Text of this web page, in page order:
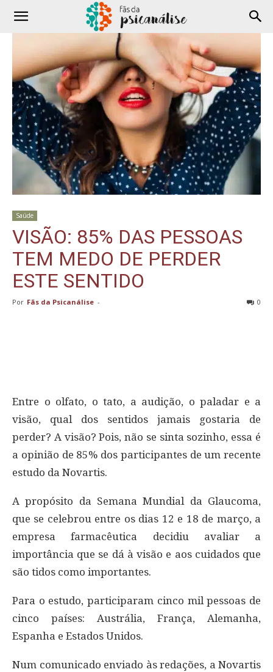
Saúde
VISÃO: 85% DAS PESSOAS
TEM MEDO DE PERDER
ESTE SENTIDO
Por Fãs da Psicanálise - 0
Entre o olfato, o tato, a audição, o paladar e a
visão, qual dos sentidos jamais gostaria de
perder? A visão? Pois, não se sinta sozinho, essa é
a opinião de 85% dos participantes de um recente
estudo da Novartis.
A propósito da Semana Mundial da Glaucoma,
que se celebrou entre os dias 12 e 18 de março, a
empresa farmacêutica decidiu avaliar a
importância que se dá à visão e aos cuidados que
são tidos como importantes.
Para o estudo, participaram cinco mil pessoas de
cinco países: Austrália, França, Alemanha,
Espanha e Estados Unidos.
Num comunicado enviado às redações, a Novartis